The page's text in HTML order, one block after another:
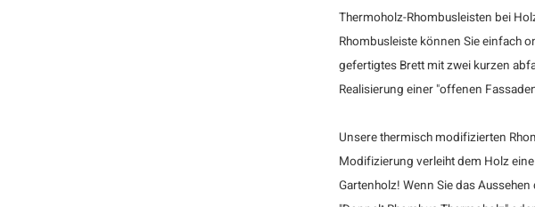
Thermoholz-Rhombusleisten bei
Rhombusleiste können Sie einfach
gefertigtes Brett mit zwei kurzen
Realisierung einer "offenen
Unsere thermisch modifizierten
Modifizierung verleiht dem Holz
Gartenholz! Wenn Sie das